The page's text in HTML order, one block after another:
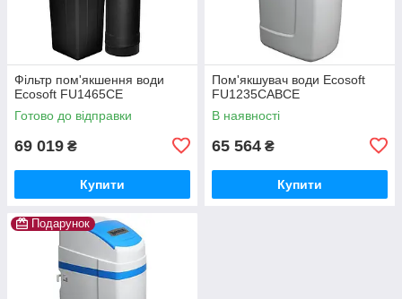
Фільтр пом'якшення води
Ecosoft FU1465CE
Готово до відправки
69 019 ₴
Купити
Пом'якшувач води Ecosoft
FU1235CABCE
В наявності
65 564 ₴
Купити
Подарунок